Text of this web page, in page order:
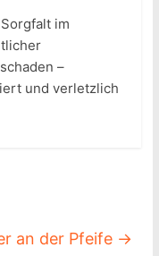
im
–
und verletzlich
an der Pfeife →